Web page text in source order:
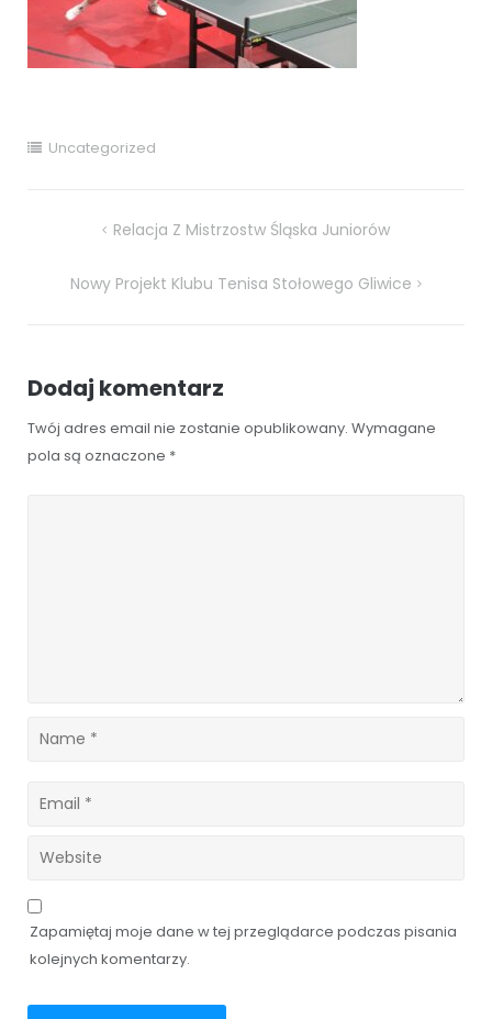
Uncategorized
Nawigacja
wpisu
Relacja Z Mistrzostw Śląska Juniorów
Nowy Projekt Klubu Tenisa Stołowego Gliwice
Dodaj komentarz
Twój adres email nie zostanie opublikowany. Wymagane
pola są oznaczone *
Zapamiętaj moje dane w tej przeglądarce podczas pisania
kolejnych komentarzy.